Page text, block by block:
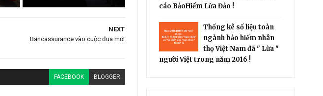
NEXT
Bancassurance vào cuộc đua mới
FACEBOOK BLOGGER
cáo BảoHiểm Lừa Đảo !
Thống kê số liệu toàn
ngành bảo hiểm nhân
thọ Việt Nam đã " Lừa "
người Việt trong năm 2016 !